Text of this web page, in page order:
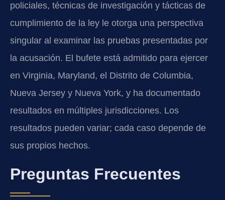
policiales, técnicas de investigación y tácticas de
cumplimiento de la ley le otorga una perspectiva
singular al examinar las pruebas presentadas por
la acusación. El bufete está admitido para ejercer
en Virginia, Maryland, el Distrito de Columbia,
Nueva Jersey y Nueva York, y ha documentado
resultados en múltiples jurisdicciones. Los
resultados pueden variar; cada caso depende de
sus propios hechos.
Preguntas Frecuentes